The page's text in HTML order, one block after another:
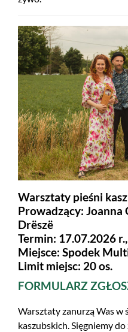
Warsztaty pieśni
Prowadzący: Joanna
Drëszë
Termin: 17.07.2026
Miejsce: Spodek
Limit miejsc: 20 os.
FORMULARZ
Warsztaty zanurzą Was
kaszubskich. Sięgniemy